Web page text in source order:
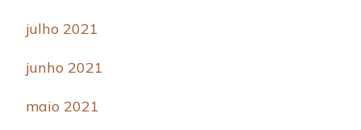
julho 2021
junho 2021
maio 2021